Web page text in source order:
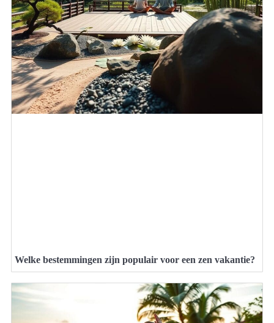
Welke bestemmingen zijn populair voor een zen vakantie?